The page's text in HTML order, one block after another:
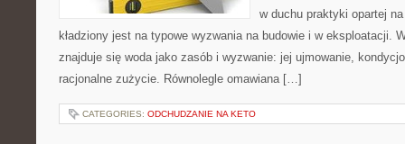
w duchu praktyki opartej
kładziony jest na typowe wyzwania na budowie i w eksploatacji.
znajduje się woda jako zasób i wyzwanie: jej ujmowanie,
racjonalne zużycie. Równolegle omawiana […]
CATEGORIES: ODCHUDZANIE NA KETO